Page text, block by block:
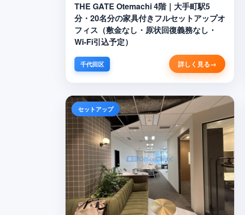
THE GATE Otemachi 4階｜大手町駅5
分・20名分の家具付きフルセットアップオ
フィス（敷金なし・原状回復義務なし・
Wi-Fi引込予定）
千代田区 詳しく見る
セットアップ